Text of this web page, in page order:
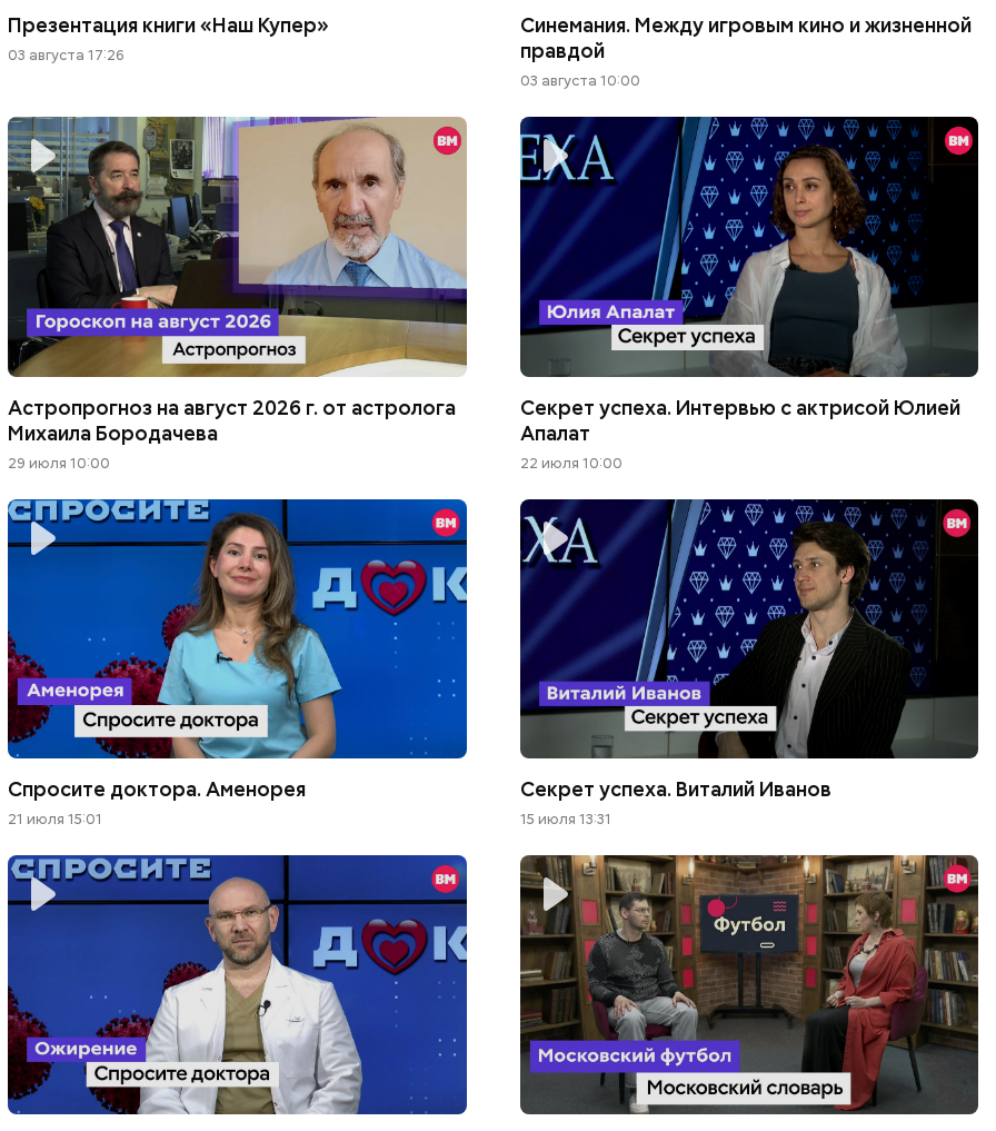
Презентация книги «Наш Купер»
03 августа 17:26
Синемания. Между игровым кино и жизненной
правдой
03 августа 10:00
Астропрогноз на август 2026 г. от астролога
Михаила Бородачева
29 июля 10:00
Секрет успеха. Интервью с актрисой Юлией
Апалат
22 июля 10:00
Спросите доктора. Аменорея
21 июля 15:01
Секрет успеха. Виталий Иванов
15 июля 13:31